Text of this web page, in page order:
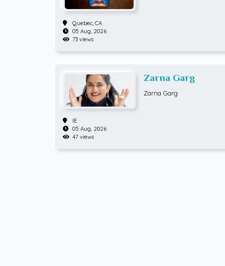
Quebec, CA
05 Aug, 2026
73 views
Zarna Garg
Zarna Garg
IE
05 Aug, 2026
47 views